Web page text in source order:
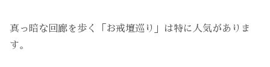
真っ暗な回廊を歩く「お戒壇巡り」は特に人気がありま
す。